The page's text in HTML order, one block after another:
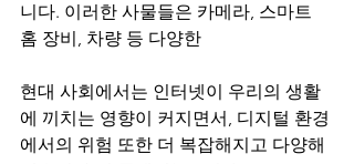
니다. 이러한 사물들은 카메라, 스마트
홈 장비, 차량 등 다양한
현대 사회에서는 인터넷이 우리의 생활
에 끼치는 영향이 커지면서, 디지털 환경
에서의 위험 또한 더 복잡해지고 다양해